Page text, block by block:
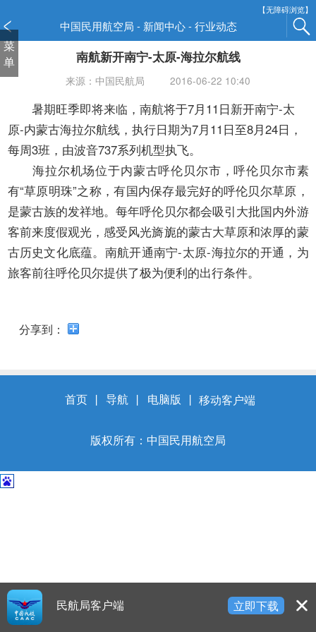
【无障碍浏览】
中国民用航空局 - 新闻中心 - 行业动态
菜
单
南航新开南宁-太原-海拉尔航线
来源：中国民航局 2016-06-22 10:40
暑期旺季即将来临，南航将于7月11日新开南宁-太
原-内蒙古海拉尔航线，执行日期为7月11日至8月24日，
每周3班，由波音737系列机型执飞。
海拉尔机场位于内蒙古呼伦贝尔市，呼伦贝尔市素
有“草原明珠”之称，有国内保存最完好的呼伦贝尔草原，
是蒙古族的发祥地。每年呼伦贝尔都会吸引大批国内外游
客前来度假观光，感受风光旖旎的蒙古大草原和浓厚的蒙
古历史文化底蕴。南航开通南宁-太原-海拉尔的开通，为
旅客前往呼伦贝尔提供了极为便利的出行条件。
分享到：
首页 丨 导航 丨 电脑版 丨 移动客户端
版权所有：中国民用航空局
民航局客户端 立即下载
窗
口
打
开
碍
说
明
面,
按
Alt
加
波
浪
键